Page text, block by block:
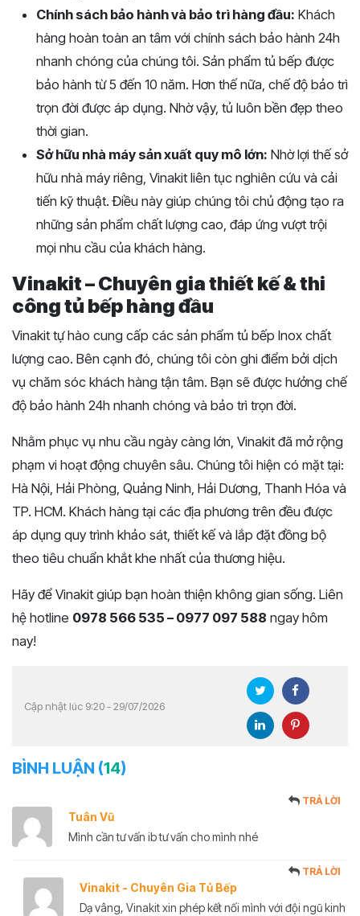
Chính sách bảo hành và bảo trì hàng đầu: Khách
hàng hoàn toàn an tâm với chính sách bảo hành 24h
nhanh chóng của chúng tôi. Sản phẩm tủ bếp được
bảo hành từ 5 đến 10 năm. Hơn thế nữa, chế độ bảo trì
trọn đời được áp dụng. Nhờ vậy, tủ luôn bền đẹp theo
thời gian.
Sở hữu nhà máy sản xuất quy mô lớn: Nhờ lợi thế sở
hữu nhà máy riêng, Vinakit liên tục nghiên cứu và cải
tiến kỹ thuật. Điều này giúp chúng tôi chủ động tạo ra
những sản phẩm chất lượng cao, đáp ứng vượt trội
mọi nhu cầu của khách hàng.
Vinakit – Chuyên gia thiết kế & thi
công tủ bếp hàng đầu
Vinakit tự hào cung cấp các sản phẩm tủ bếp Inox chất
lượng cao. Bên cạnh đó, chúng tôi còn ghi điểm bởi dịch
vụ chăm sóc khách hàng tận tâm. Bạn sẽ được hưởng chế
độ bảo hành 24h nhanh chóng và bảo trì trọn đời.
Nhằm phục vụ nhu cầu ngày càng lớn, Vinakit đã mở rộng
phạm vi hoạt động chuyên sâu. Chúng tôi hiện có mặt tại:
Hà Nội, Hải Phòng, Quảng Ninh, Hải Dương, Thanh Hóa và
TP. HCM. Khách hàng tại các địa phương trên đều được
áp dụng quy trình khảo sát, thiết kế và lắp đặt đồng bộ
theo tiêu chuẩn khắt khe nhất của thương hiệu.
Hãy để Vinakit giúp bạn hoàn thiện không gian sống. Liên
hệ hotline 0978 566 535 – 0977 097 588 ngay hôm
nay!
Cập nhật lúc 9:20 - 29/07/2026
BÌNH LUẬN (14)
Tuân Vũ
TRẢ LỜI
Mình cần tư vấn ib tư vấn cho mình nhé
Vinakit - Chuyên Gia Tủ Bếp
TRẢ LỜI
Dạ vâng, Vinakit xin phép kết nối mình với đội ngũ kinh